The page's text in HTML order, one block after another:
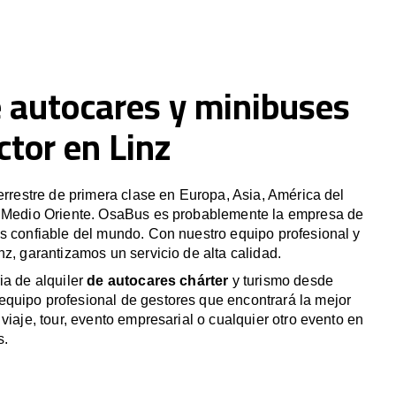
y minibuses
en Linz
de primera clase en Europa, Asia, América del
Oriente. OsaBus es probablemente la empresa de
confiable del mundo. Con nuestro equipo profesional y
garantizamos un servicio de alta calidad.
de alquilerde autocares chárter y turismo desde
profesional de gestores que encontrará la mejor
tour, evento empresarial o cualquier otro evento en